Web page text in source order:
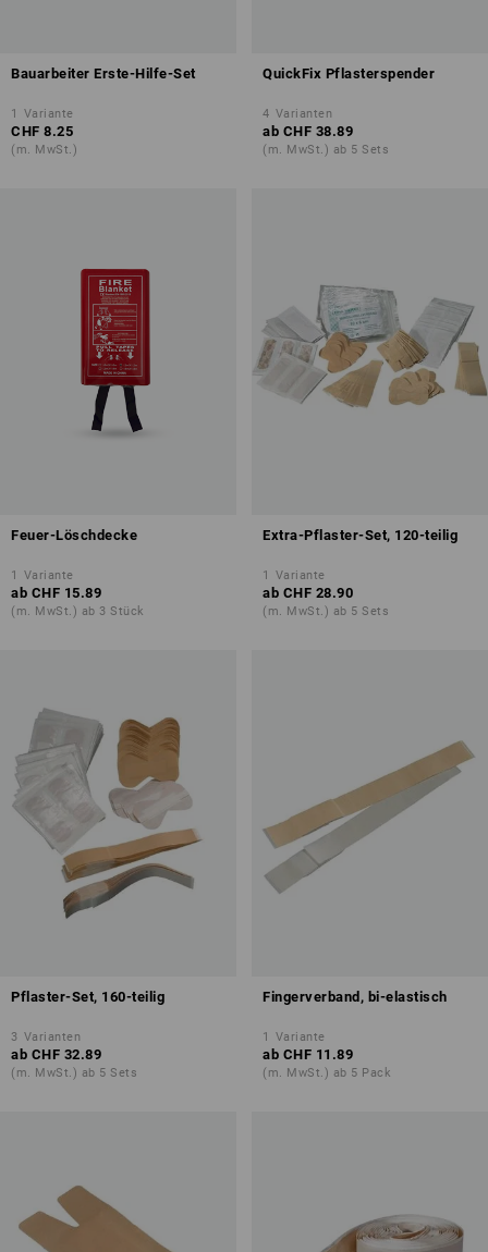
Bauarbeiter Erste-Hilfe-Set
1 Variante
CHF 8.25
(m. MwSt.)
QuickFix Pflasterspender
4 Varianten
ab CHF 38.89
(m. MwSt.) ab 5 Sets
Feuer-Löschdecke
1 Variante
ab CHF 15.89
(m. MwSt.) ab 3 Stück
Extra-Pflaster-Set, 120-teilig
1 Variante
ab CHF 28.90
(m. MwSt.) ab 5 Sets
Pflaster-Set, 160-teilig
3 Varianten
ab CHF 32.89
(m. MwSt.) ab 5 Sets
Fingerverband, bi-elastisch
1 Variante
ab CHF 11.89
(m. MwSt.) ab 5 Pack